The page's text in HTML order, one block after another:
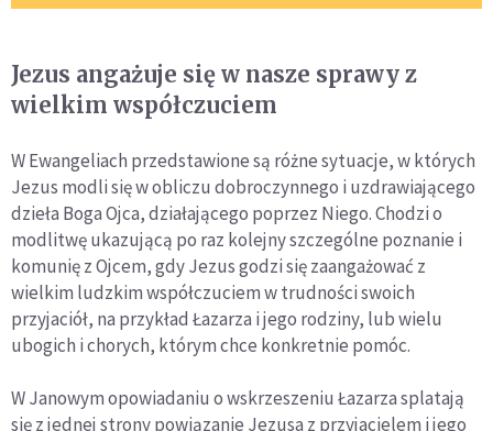
Jezus angażuje się w nasze sprawy z
wielkim współczuciem
W Ewangeliach przedstawione są różne sytuacje, w których
Jezus modli się w obliczu dobroczynnego i uzdrawiającego
dzieła Boga Ojca, działającego poprzez Niego. Chodzi o
modlitwę ukazującą po raz kolejny szczególne poznanie i
komunię z Ojcem, gdy Jezus godzi się zaangażować z
wielkim ludzkim współczuciem w trudności swoich
przyjaciół, na przykład Łazarza i jego rodziny, lub wielu
ubogich i chorych, którym chce konkretnie pomóc.
W Janowym opowiadaniu o wskrzeszeniu Łazarza splatają
się z jednej strony powiązanie Jezusa z przyjacielem i jego